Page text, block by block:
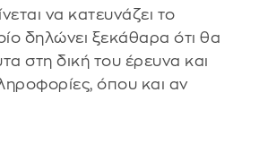
να κατευνάζει το
δηλώνει ξεκάθαρα ότι θα
στη δική του έρευνα και
όπου και αν